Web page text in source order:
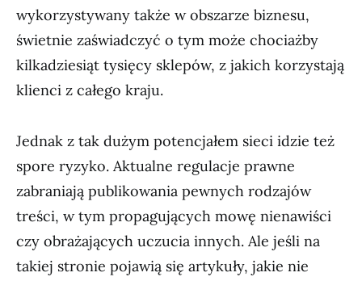
wykorzystywany także w obszarze biznesu,
świetnie zaświadczyć o tym może chociażby
kilkadziesiąt tysięcy sklepów, z jakich korzystają
klienci z całego kraju.
Jednak z tak dużym potencjałem sieci idzie też
spore ryzyko. Aktualne regulacje prawne
zabraniają publikowania pewnych rodzajów
treści, w tym propagujących mowę nienawiści
czy obrażających uczucia innych. Ale jeśli na
takiej stronie pojawią się artykuły, jakie nie